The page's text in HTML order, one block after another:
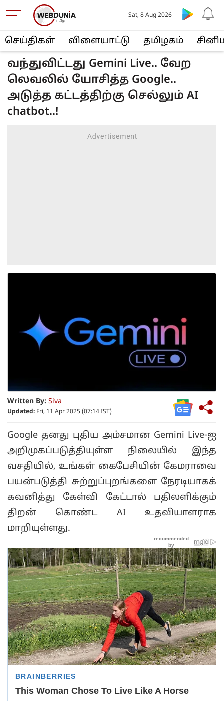
செய்திகள் விளையா‌ட்டு த‌மிழக‌ம்
Sat, 8 Aug 2026
வந்துவிட்டது Gemini Live.. வேற
லெவலில் யோசித்த Google..
அடுத்த கட்டத்திற்கு செல்லும் AI
chatbot..!
Written By: Siva
Updated: Fri, 11 Apr 2025 (07:14 IST)
Google தனது புதிய அம்சமான Gemini Live-ஐ
அறிமுகப்படுத்தியுள்ள நிலையில் இந்த
வசதியில், உங்கள் கைபேசியின் கேமராவை
பயன்படுத்தி சுற்றுப்புறங்களை நேரடியாகக்
கவனித்து கேள்வி கேட்டால் பதிலளிக்கும்
திறன் கொண்ட AI உதவியாளராக
மாறியுள்ளது.